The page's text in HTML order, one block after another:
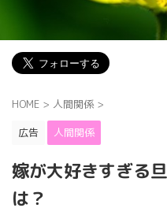
HOME > 人間関係 >
広告
人間関係
嫁が大好きすぎる
は？